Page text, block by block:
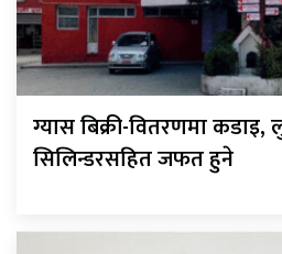
ग्यास बिक्री-वितरणमा कडाइ,
सिलिन्डरसहित जफत हुने